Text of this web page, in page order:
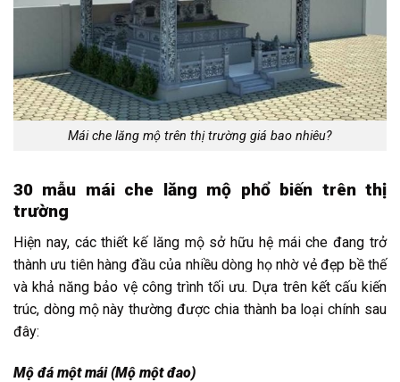
Mái che lăng mộ trên thị trường giá bao nhiêu?
30 mẫu mái che lăng mộ phổ biến trên thị
trường
Hiện nay, các thiết kế lăng mộ sở hữu hệ mái che đang trở
thành ưu tiên hàng đầu của nhiều dòng họ nhờ vẻ đẹp bề thế
và khả năng bảo vệ công trình tối ưu. Dựa trên kết cấu kiến
trúc, dòng mộ này thường được chia thành ba loại chính sau
đây:
Mộ đá một mái (Mộ một đao)